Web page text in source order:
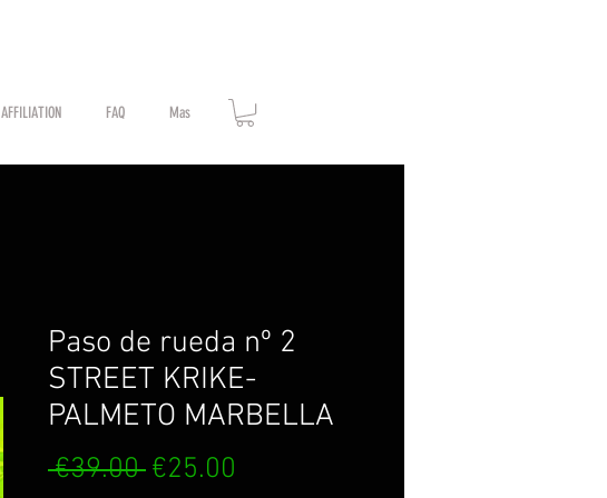
AFFILIATION FAQ Mas
Paso de rueda nº 2
STREET KRIKE-
PALMETO MARBELLA
€39.00 Regular
€25.00